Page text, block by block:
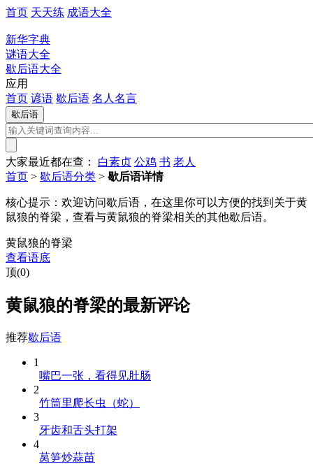
首页 天天练 成语大全
新华字典
谜语大全
歇后语大全
应用
首页 谚语 歇后语 名人名言
大家最近都在查： 白素贞 公鸡 书 老人
首页 > 歇后语分类 > 歇后语详情
核心提示： 欢迎访问歇后语，在这里你可以方便的找到关于黄
鼠狼的脊梁，查看与黄鼠狼的脊梁相关的其他歇后语。
黄鼠狼的脊梁
查看语底
顶(0)
黄鼠狼的脊梁的最新评论
推荐歇后语
1
嘴巴一张，看得见肚肠
2
竹筒里爬长虫（蛇）
3
牙齿和舌头打架
4
莴笋炒蒜苗